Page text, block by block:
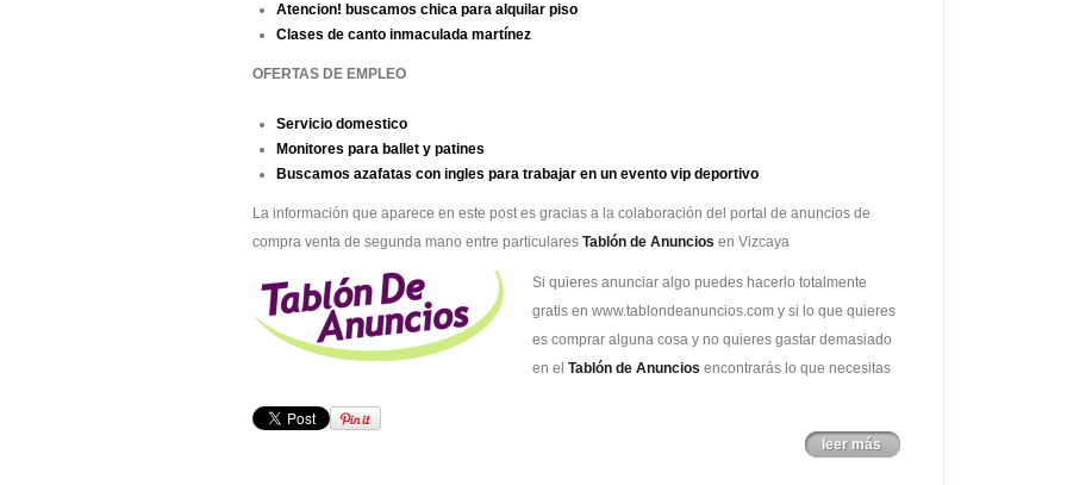
Atencion! buscamos chica para alquilar piso
Clases de canto inmaculada martínez
OFERTAS DE EMPLEO
Servicio domestico
Monitores para ballet y patines
Buscamos azafatas con ingles para trabajar en un evento vip deportivo
La información que aparece en este post es gracias a la colaboración del portal de anuncios de
compra venta de segunda mano entre particulares Tablón de Anuncios en Vizcaya
Si quieres anunciar algo puedes hacerlo totalmente
gratis en www.tablondeanuncios.com y si lo que quieres
es comprar alguna cosa y no quieres gastar demasiado
en el Tablón de Anuncios encontrarás lo que necesitas
leer más